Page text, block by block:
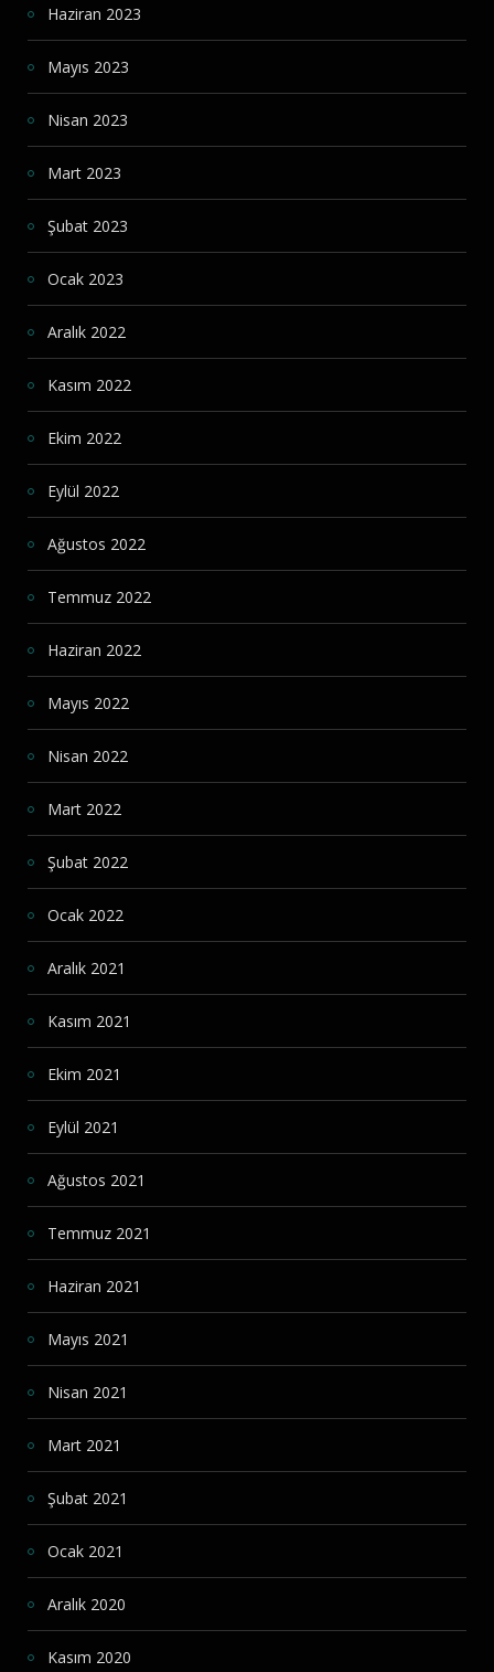
Haziran 2023
Mayıs 2023
Nisan 2023
Mart 2023
Şubat 2023
Ocak 2023
Aralık 2022
Kasım 2022
Ekim 2022
Eylül 2022
Ağustos 2022
Temmuz 2022
Haziran 2022
Mayıs 2022
Nisan 2022
Mart 2022
Şubat 2022
Ocak 2022
Aralık 2021
Kasım 2021
Ekim 2021
Eylül 2021
Ağustos 2021
Temmuz 2021
Haziran 2021
Mayıs 2021
Nisan 2021
Mart 2021
Şubat 2021
Ocak 2021
Aralık 2020
Kasım 2020